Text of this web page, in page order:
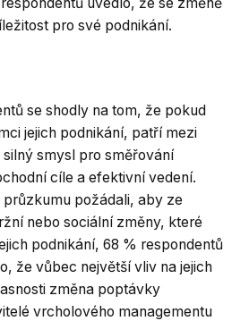
pro své podnikání.
se shodly na tom, že pokud
jejich podnikání, patří mezi
smysl pro směřování
cíle a efektivní vedení.
požádali, aby ze
nebo sociální změny, které
podnikání, 68 % respondentů
že vůbec největší vliv na jejich
změna poptávky
vrcholového managementu